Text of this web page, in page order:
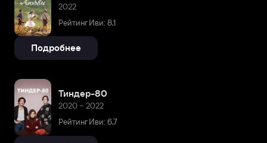
2022
Рейтинг Иви: 8,1
Подробнее
Тиндер-80
2020 – 2022
Рейтинг Иви: 6,7